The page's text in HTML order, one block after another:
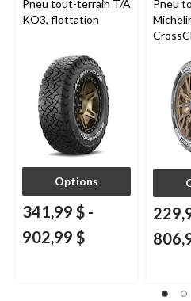
Pneu tout-terrain T/A
KO3, flottation
Options
341,99 $ -
902,99 $
Pneu
et